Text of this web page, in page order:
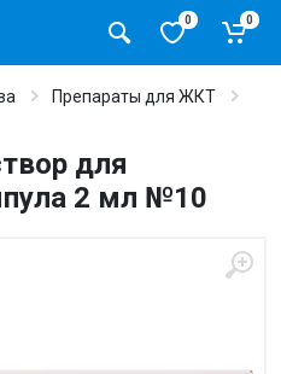
0 0
Препараты для ЖКТ
для
2 мл №10